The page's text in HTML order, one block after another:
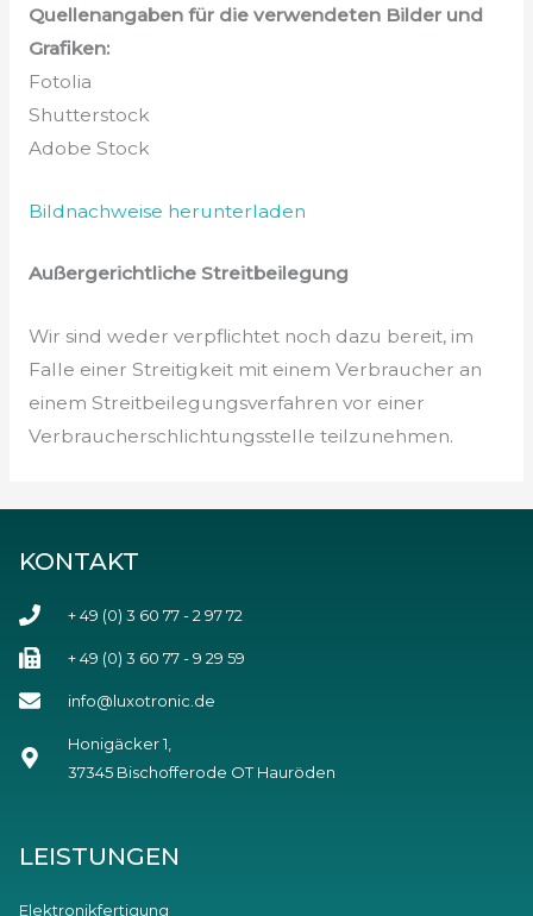
Quellenangaben für die verwendeten Bilder und
Grafiken:
Fotolia
Shutterstock
Adobe Stock
Bildnachweise herunterladen
Außergerichtliche Streitbeilegung
Wir sind weder verpflichtet noch dazu bereit, im
Falle einer Streitigkeit mit einem Verbraucher an
einem Streitbeilegungsverfahren vor einer
Verbraucherschlichtungsstelle teilzunehmen.
KONTAKT
+ 49 (0) 3 60 77 - 2 97 72
+ 49 (0) 3 60 77 - 9 29 59
info@luxotronic.de
Honigäcker 1,
37345 Bischofferode OT Hauröden
LEISTUNGEN
Elektronikfertigung